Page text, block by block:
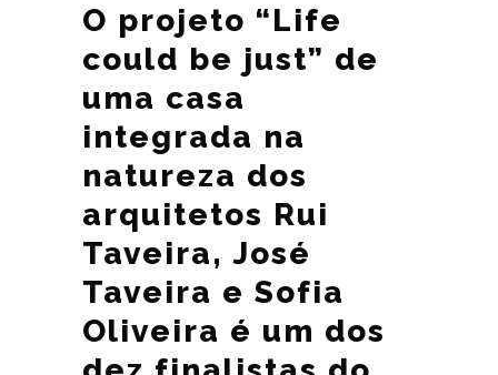
O projeto “Life
could be just” de
uma casa
integrada na
natureza dos
arquitetos Rui
Taveira, José
Taveira e Sofia
Oliveira é um dos